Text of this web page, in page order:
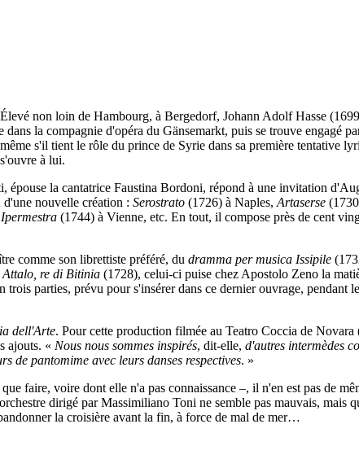
non loin de Hambourg, à Bergedorf, Johann Adolf Hasse
la compagnie d'opéra du Gänsemarkt, puis se trouve engagé
s'il tient le rôle du prince de Syrie dans sa première tentative
à lui.
la cantatrice Faustina Bordoni, répond à une invitation
nouvelle création : Serostrato (1726) à Naples, Artaserse
Ipermestra (1744) à Vienne, etc. En tout, il compose près de cent
comme son librettiste préféré, du dramma per musica Issipile
Attalo, re di Bitinia (1728), celui-ci puise chez Apostolo Zeno la
trois parties, prévu pour s'insérer dans ce dernier ouvrage, pendant
dell'Arte. Pour cette production filmée au Teatro Coccia de
ajouts. « Nous nous sommes inspirés, dit-elle, d'autres intermèdes
de pantomime avec leurs danses respectives. »
faire, voire dont elle n'a pas connaissance –, il n'en est pas de
dirigé par Massimiliano Toni ne semble pas mauvais, mais
la croisière avant la fin, à force de mal de mer…